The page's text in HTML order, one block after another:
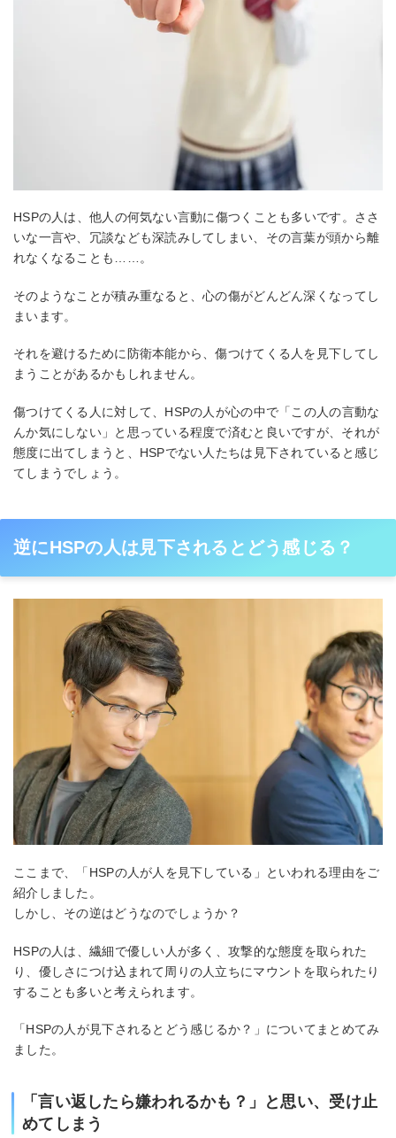
HSPの人は、他人の何気ない言動に傷つくことも多いです。ささ
いな一言や、冗談なども深読みしてしまい、その言葉が頭から離
れなくなることも……。
そのようなことが積み重なると、心の傷がどんどん深くなってし
まいます。
それを避けるために防衛本能から、傷つけてくる人を見下してし
まうことがあるかもしれません。
傷つけてくる人に対して、HSPの人が心の中で「この人の言動な
んか気にしない」と思っている程度で済むと良いですが、それが
態度に出てしまうと、HSPでない人たちは見下されていると感じ
てしまうでしょう。
逆にHSPの人は見下されるとどう感じる？
ここまで、「HSPの人が人を見下している」といわれる理由をご
紹介しました。
しかし、その逆はどうなのでしょうか？
HSPの人は、繊細で優しい人が多く、攻撃的な態度を取られた
り、優しさにつけ込まれて周りの人立ちにマウントを取られたり
することも多いと考えられます。
「HSPの人が見下されるとどう感じるか？」についてまとめてみ
ました。
「言い返したら嫌われるかも？」と思い、受け止
めてしまう